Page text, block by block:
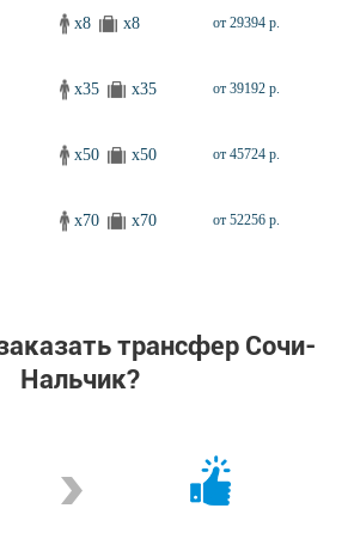
x8 x8 от 29394 р.
x35 x35 от 39192 р.
x50 x50 от 45724 р.
x70 x70 от 52256 р.
трансфер Сочи-
Нальчик?